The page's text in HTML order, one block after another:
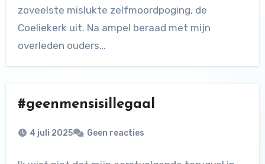
zoveelste mislukte zelfmoordpoging, de
Coeliekerk uit. Na ampel beraad met mijn
overleden ouders…
#geenmensisillegaal
4 juli 2025 Geen reacties